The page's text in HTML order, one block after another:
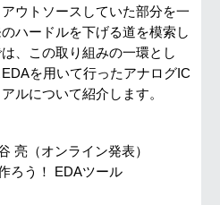
ウトソースしていた部分を一
ハードルを下げる道を模索し
、この取り組みの一環とし
を用いて行ったアナログIC
ルについて紹介します。
亮（オンライン発表）
ろう！ EDAツール